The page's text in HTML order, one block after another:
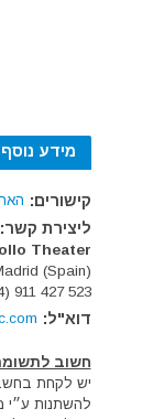
מידע
קישורים:
ליצירת קשר:
Theater
(Spain)
911 427 523
דוא"ל:
חשוב
יש לקחת
להשתנות ע״י